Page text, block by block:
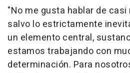
"No me gusta hablar de
salvo lo estrictamente
un elemento central,
estamos trabajando con
determinación. Para